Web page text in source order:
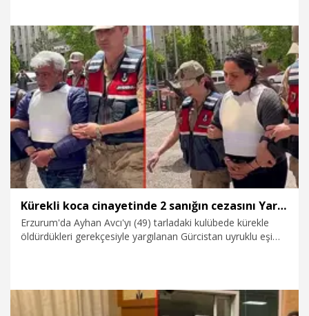
5.08.2026 Politika
Kürekli koca cinayetinde 2 sanığın cezasını Yargıtay onadı
Erzurum'da Ayhan Avcı'yı (49) tarladaki kulübede kürekle
öldürdükleri gerekçesiyle yargılanan Gürcistan uyruklu eşi
isteyen Padına Avcı'nın talebini de reddetti.